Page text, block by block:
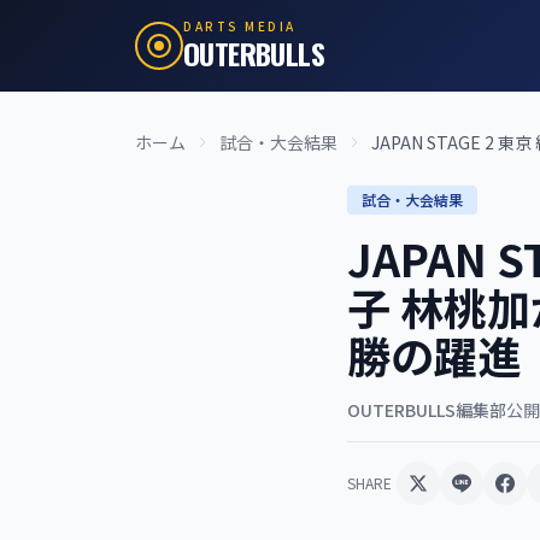
DARTS MEDIA
OUTERBULLS
ホーム 試合・大会結果 JAPAN STAGE 2 東京
試合・大会結果
JAPAN
子 林桃
勝の躍進
OUTERBULLS編集部公
SHARE